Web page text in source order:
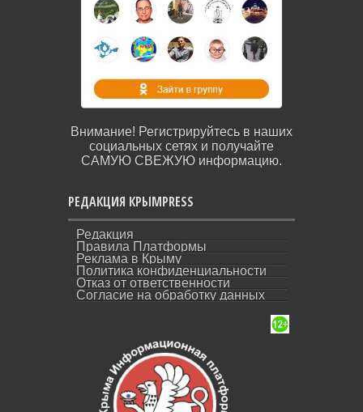
Внимание! Регистрируйтесь в наших
социальных сетях и получайте
САМУЮ СВЕЖУЮ информацию.
РЕДАКЦИЯ КРЫМPRESS
Редакция
Правила Платформы
Реклама в Крыму
Политика конфиденциальности
Отказ от ответственности
Согласие на обработку данных